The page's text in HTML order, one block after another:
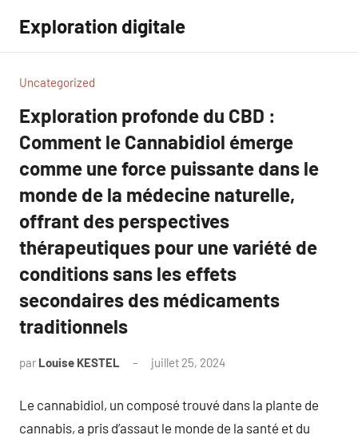
contenu
Exploration digitale
Uncategorized
Exploration profonde du CBD :
Comment le Cannabidiol émerge
comme une force puissante dans le
monde de la médecine naturelle,
offrant des perspectives
thérapeutiques pour une variété de
conditions sans les effets
secondaires des médicaments
traditionnels
par Louise KESTEL juillet 25, 2024
Le cannabidiol, un composé trouvé dans la plante de
cannabis, a pris d’assaut le monde de la santé et du